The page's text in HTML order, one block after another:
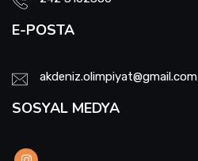
E-POSTA
akdeniz.olimpiyat@gmail.com
SOSYAL MEDYA